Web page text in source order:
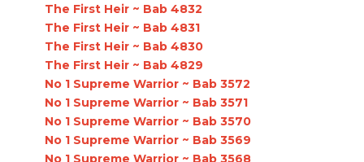
The First Heir ~ Bab 4832
The First Heir ~ Bab 4831
The First Heir ~ Bab 4830
The First Heir ~ Bab 4829
No 1 Supreme Warrior ~ Bab 3572
No 1 Supreme Warrior ~ Bab 3571
No 1 Supreme Warrior ~ Bab 3570
No 1 Supreme Warrior ~ Bab 3569
No 1 Supreme Warrior ~ Bab 3568